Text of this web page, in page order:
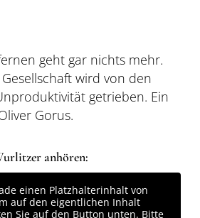
geht gar nichts mehr.
wird von den
getrieben. Ein
Gorus.
anhören:
einen Platzhalterinhalt von
auf den eigentlichen Inhalt
Sie auf den Button unten. Bitte